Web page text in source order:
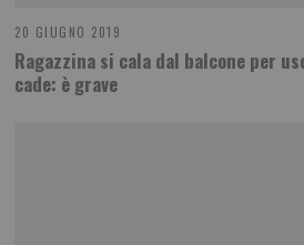
20 GIUGNO 2019
Ragazzina si cala dal balcone per
cade: è grave